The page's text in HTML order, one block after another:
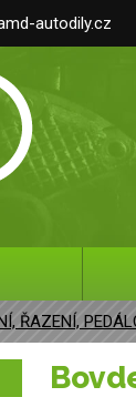
autodily.cz
ŘAZENÍ,